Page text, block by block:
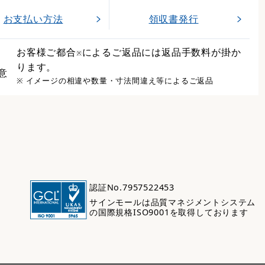
お支払い方法 領収書発行
お客様ご都合※によるご返品には返品手数料が掛か
ります。
※ イメージの相違や数量・寸法間違え等によるご返品
認証No.7957522453
サインモールは品質マネジメントシステム
の国際規格ISO9001を取得しております